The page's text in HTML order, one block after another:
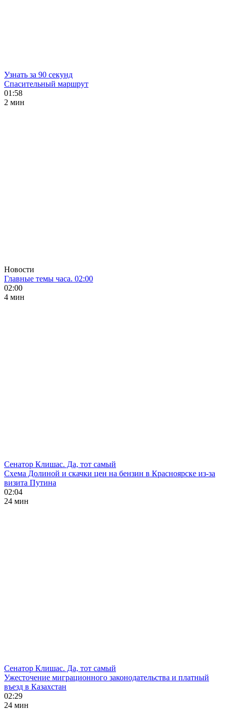
Узнать за 90 секунд
Спасительный маршрут
01:58
2 мин
Новости
Главные темы часа. 02:00
02:00
4 мин
Сенатор Клишас. Да, тот самый
Схема Долиной и скачки цен на бензин в Красноярске из-за
визита Путина
02:04
24 мин
Сенатор Клишас. Да, тот самый
Ужесточение миграционного законодательства и платный
въезд в Казахстан
02:29
24 мин